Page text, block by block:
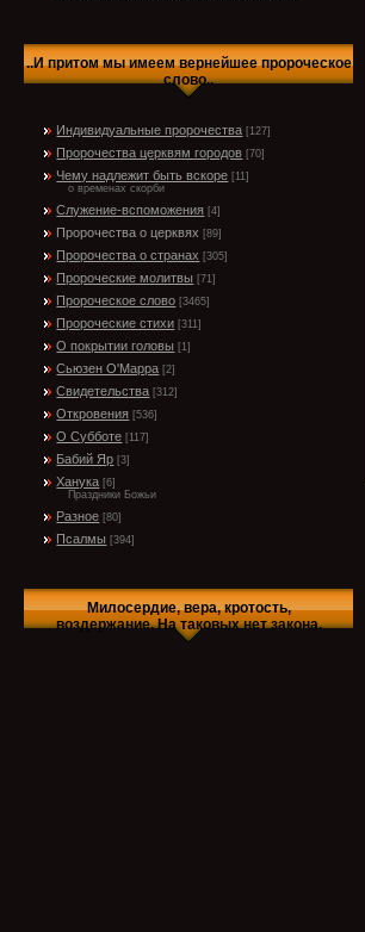
..И притом мы имеем вернейшее пророческое
слово..
Индивидуальные пророчества [127]
Пророчества церквям городов [70]
Чему надлежит быть вскоре [11]
о временах скорби
Служение-вспоможения [4]
Пророчества о церквях [89]
Пророчества о странах [305]
Пророческие молитвы [71]
Пророческое слово [3465]
Пророческие стихи [311]
О покрытии головы [1]
Сьюзен О'Марра [2]
Свидетельства [312]
Откровения [536]
О Субботе [117]
Бабий Яр [3]
Ханука [6]
Праздники Божьи
Разное [80]
Псалмы [394]
Милосердие, вера, кротость,
воздержание. На таковых нет закона.